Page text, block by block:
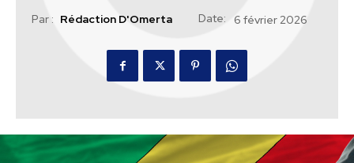
Par : Rédaction D'Omerta Date: 6 février 2026